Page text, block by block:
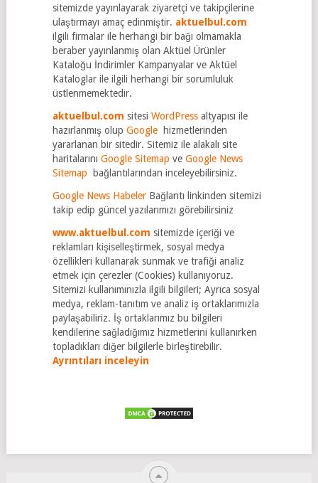
sitemizde yayınlayarak ziyaretçi ve takipçilerine
ulaştırmayı amaç edinmiştir. aktuelbul.com
ilgili firmalar ile herhangi bir bağı olmamakla
beraber yayınlanmış olan Aktüel Ürünler
Kataloğu İndirimler Kampanyalar ve Aktüel
Kataloglar ile ilgili herhangi bir sorumluluk
üstlenmemektedir.
aktuelbul.com sitesi WordPressaltyapısı ile
hazırlanmış olup Googlehizmetlerinden
yararlanan bir sitedir. Sitemiz ile alakalı site
haritalarını Google Sitemap ve Google News
Sitemap
bağlantılarından inceleyebilirsiniz.
Google News Habeler Bağlantı linkinden sitemizi
takip edip güncel yazılarımızı görebilirsiniz
www.aktuelbul.com sitemizde içeriği ve
reklamları kişiselleştirmek, sosyal medya
özellikleri kullanarak sunmak ve trafiği analiz
etmek için çerezler (Cookies) kullanıyoruz.
Sitemizi kullanımınızla ilgili bilgileri; Ayrıca sosyal
medya, reklam-tanıtım ve analiz iş ortaklarımızla
paylaşabiliriz. İş ortaklarımız bu bilgileri
kendilerine sağladığımız hizmetlerini kullanırken
topladıkları diğer bilgilerle birleştirebilir.
Ayrıntıları inceleyin